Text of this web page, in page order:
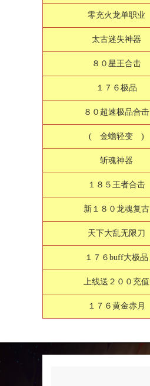
零充火龙单职业
太古迷失神器
８０星王合击
１７６极品
８０超速极品合击
( 金蟾轻变 )
斩魂神器
１８５王者合击
新１８０龙魂复古
天下大乱无限刀
１７６buff大极品
上线送２００充值
１７６黄金赤月